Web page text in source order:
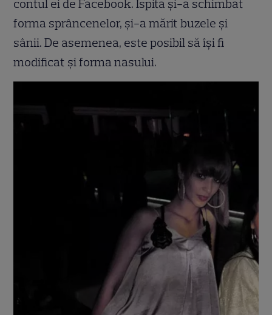
contul ei de Facebook. Ispita și-a schimbat
forma sprâncenelor, și-a mărit buzele și
sânii. De asemenea, este posibil să își fi
modificat și forma nasului.